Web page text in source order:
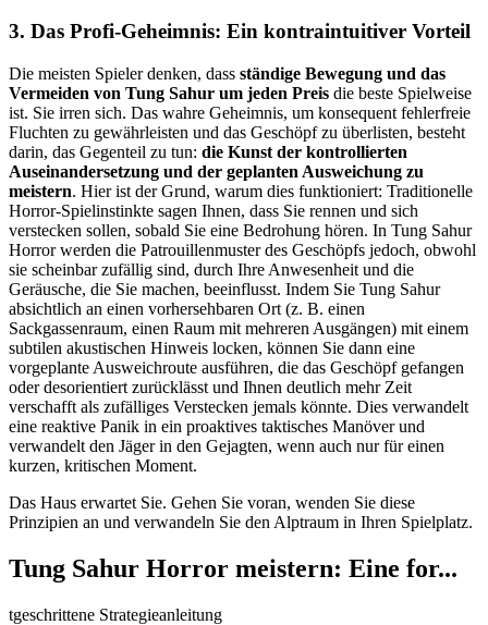
3. Das Profi-Geheimnis: Ein kontraintuitiver Vorteil
Die meisten Spieler denken, dass ständige Bewegung und das
Vermeiden von Tung Sahur um jeden Preis die beste Spielweise
ist. Sie irren sich. Das wahre Geheimnis, um konsequent fehlerfreie
Fluchten zu gewährleisten und das Geschöpf zu überlisten, besteht
darin, das Gegenteil zu tun: die Kunst der kontrollierten
Auseinandersetzung und der geplanten Ausweichung zu
meistern. Hier ist der Grund, warum dies funktioniert: Traditionelle
Horror-Spielinstinkte sagen Ihnen, dass Sie rennen und sich
verstecken sollen, sobald Sie eine Bedrohung hören. In Tung Sahur
Horror werden die Patrouillenmuster des Geschöpfs jedoch, obwohl
sie scheinbar zufällig sind, durch Ihre Anwesenheit und die
Geräusche, die Sie machen, beeinflusst. Indem Sie Tung Sahur
absichtlich an einen vorhersehbaren Ort (z. B. einen
Sackgassenraum, einen Raum mit mehreren Ausgängen) mit einem
subtilen akustischen Hinweis locken, können Sie dann eine
vorgeplante Ausweichroute ausführen, die das Geschöpf gefangen
oder desorientiert zurücklässt und Ihnen deutlich mehr Zeit
verschafft als zufälliges Verstecken jemals könnte. Dies verwandelt
eine reaktive Panik in ein proaktives taktisches Manöver und
verwandelt den Jäger in den Gejagten, wenn auch nur für einen
kurzen, kritischen Moment.
Das Haus erwartet Sie. Gehen Sie voran, wenden Sie diese
Prinzipien an und verwandeln Sie den Alptraum in Ihren Spielplatz.
Tung Sahur Horror meistern: Eine for...
tgeschrittene Strategieanleitung